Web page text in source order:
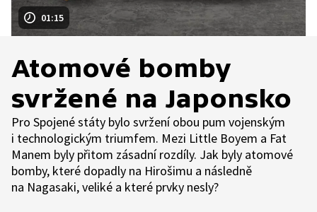
01:15
Atomové bomby
svržené na Japonsko
Pro Spojené státy bylo svržení obou pum vojenským
i technologickým triumfem. Mezi Little Boyem a Fat
Manem byly přitom zásadní rozdíly. Jak byly atomové
bomby, které dopadly na Hirošimu a následně
na Nagasaki, veliké a které prvky nesly?